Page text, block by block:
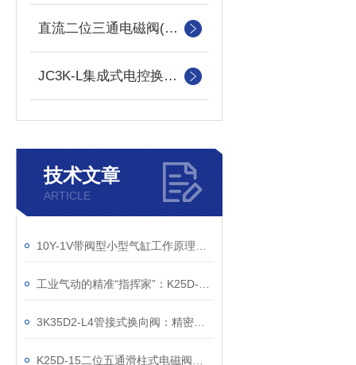
直流二位三通电磁阀(常开)
JC3K-L集成式电控换向阀
技术文章
ARTICLE